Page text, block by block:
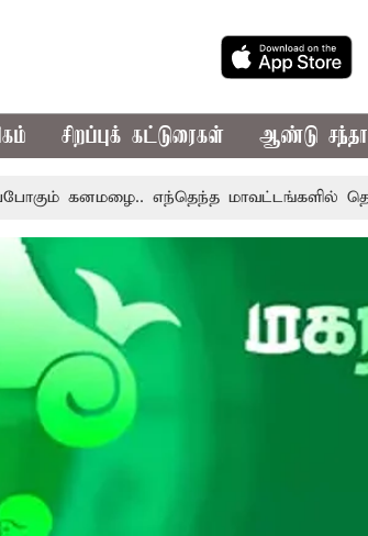
சிறப்புக் கட்டுரைகள் ஆண்டு சந்தா
எந்தெந்த மாவட்டங்களில் தெரியுமா..?